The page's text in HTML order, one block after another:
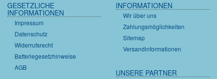
GESETZLICHE
INFORMATIONEN
Impressum
Datenschutz
Widerrufsrecht
Batteriegesetzhinweise
AGB
INFORMATIONEN
Wir über uns
Zahlungsmöglichkeiten
Sitemap
Versandinformationen
UNSERE PARTNER